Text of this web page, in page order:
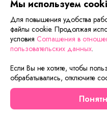
ответит на вопросы, а
оплаты и доставки.
Описание товара
Ткань:Флис
Состав
: 100% полиэстер
Коричневый цвет
Мы используем
Для повышения удобства
файлы cookie. Продолжая
условия Соглашения в
пользовательских данных.
Если Вы не хотите, чтобы
обрабатывались, отключите